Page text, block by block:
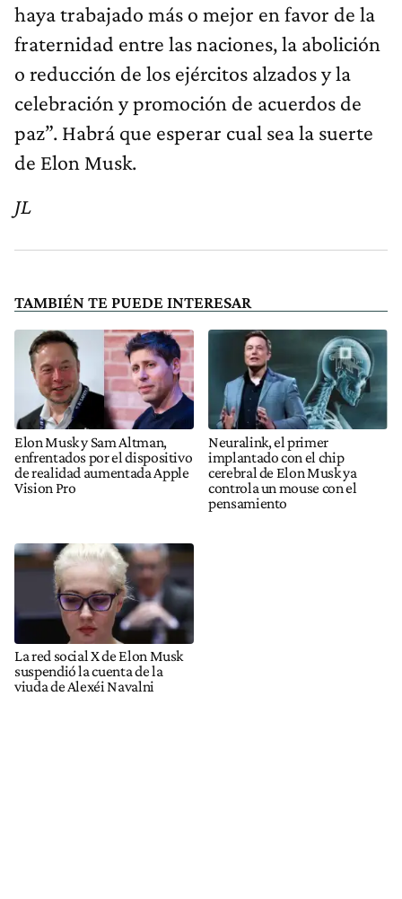
haya trabajado más o mejor en favor de la
fraternidad entre las naciones, la abolición
o reducción de los ejércitos alzados y la
celebración y promoción de acuerdos de
paz”. Habrá que esperar cual sea la suerte
de Elon Musk.
JL
TAMBIÉN TE PUEDE INTERESAR
Elon Musk y Sam Altman,
enfrentados por el dispositivo
de realidad aumentada Apple
Vision Pro
Neuralink, el primer
implantado con el chip
cerebral de Elon Musk ya
controla un mouse con el
pensamiento
La red social X de Elon Musk
suspendió la cuenta de la
viuda de Alexéi Navalni